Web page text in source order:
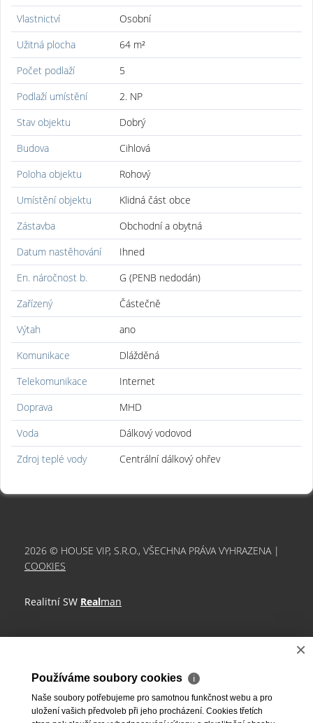
Vlastnictví
Osobní
Užitná plocha
64 m²
Počet podlaží
5
Podlaží umístění
2. NP
Stav objektu
Dobrý
Budova
Cihlová
Poloha objektu
Rohový
Umístění objektu
Klidná část obce
Zástavba
Obchodní a obytná
Datum nastěhování
Ihned
En. náročnost b.
G (PENB nedodán)
Zařízený
Částečně
Výtah
ano
Komunikace
Dlážděná
Telekomunikace
Internet
Doprava
MHD
Voda
Dálkový vodovod
Zdroj teplé vody
Centrální dálkový ohřev
2026 © HOUSE VIP, S.R.O., VŠECHNA PRÁVA VYHRAZENA |
COOKIES
Realitní SW Realman
×
Používáme soubory cookies ℹ
Naše soubory potřebujeme pro samotnou funkčnost webu a pro
uložení vašich předvoleb při jeho procházení. Cookies třetích